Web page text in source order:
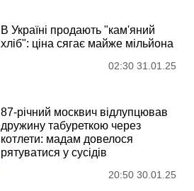
В Україні продають "кам'яний
хліб": ціна сягає майже мільйона
02:30 31.01.25
87-річний москвич відлупцював
дружину табуреткою через
котлети: мадам довелося
рятуватися у сусідів
20:50 30.01.25